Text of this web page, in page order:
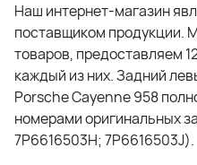
Наш интернет-магазин
поставщиком продукции.
товаров, предоставляем
каждый из них. Задний
Porsche Cayenne 958
номерами оригинальных
7P6616503H; 7P6616503J).